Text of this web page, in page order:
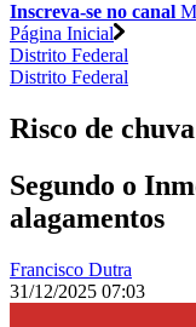
Inscreva-se no canal
Página Inicial
Distrito Federal
Distrito Federal
Risco de
Segundo o
alagamentos
Francisco Dutra
31/12/2025 07:03